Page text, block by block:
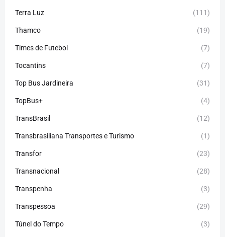
Terra Luz (111)
Thamco (19)
Times de Futebol (7)
Tocantins (7)
Top Bus Jardineira (31)
TopBus+ (4)
TransBrasil (12)
Transbrasiliana Transportes e Turismo (1)
Transfor (23)
Transnacional (28)
Transpenha (3)
Transpessoa (29)
Túnel do Tempo (3)